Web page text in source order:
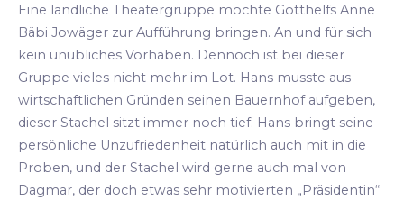
Eine ländliche Theatergruppe möchte Gotthelfs Anne
Bäbi Jowäger zur Aufführung bringen. An und für sich
kein unübliches Vorhaben. Dennoch ist bei dieser
Gruppe vieles nicht mehr im Lot. Hans musste aus
wirtschaftlichen Gründen seinen Bauernhof aufgeben,
dieser Stachel sitzt immer noch tief. Hans bringt seine
persönliche Unzufriedenheit natürlich auch mit in die
Proben, und der Stachel wird gerne auch mal von
Dagmar, der doch etwas sehr motivierten „Präsidentin“